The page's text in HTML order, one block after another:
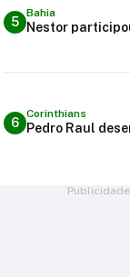
5
Bahia
Nestor
6
Corinthians
Pedro Raul
Publicidade